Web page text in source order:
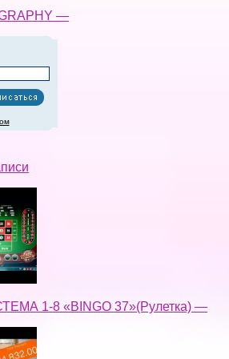
—
1-8 «BINGO 37»(Рулетка) —